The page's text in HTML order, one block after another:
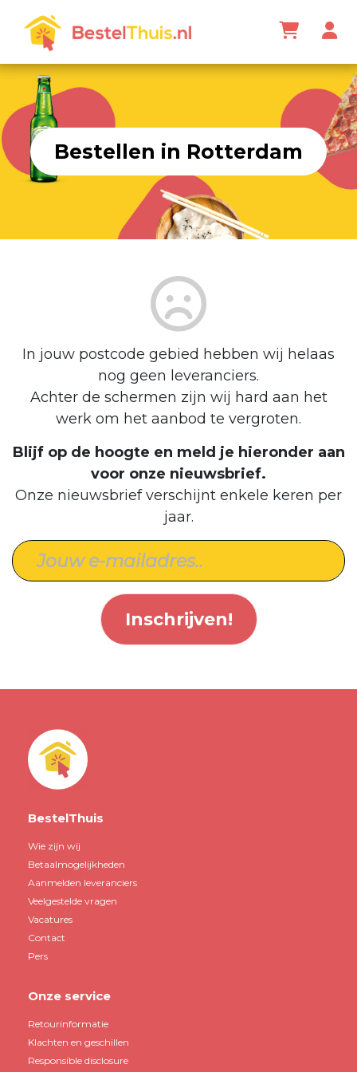
Bestellen in Rotterdam
In jouw postcode gebied hebben wij helaas
nog geen leveranciers.
Achter de schermen zijn wij hard aan het
werk om het aanbod te vergroten.
Blijf op de hoogte en meld je hieronder aan
voor onze nieuwsbrief.
Onze nieuwsbrief verschijnt enkele keren per
jaar.
Inschrijven!
BestelThuis
Wie zijn wij
Betaalmogelijkheden
Aanmelden leveranciers
Veelgestelde vragen
Vacatures
Contact
Pers
Onze service
Retourinformatie
Klachten en geschillen
Responsible disclosure